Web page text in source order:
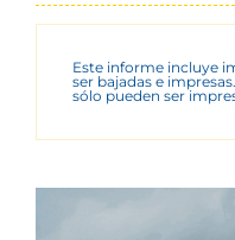
Este informe incluye
ser bajadas e
sólo pueden ser